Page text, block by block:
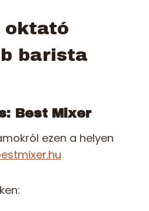
oktató
barista
Best Mixer
ezen a helyen